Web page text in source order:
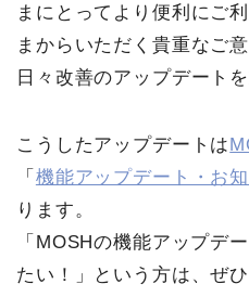
まにとってより便利にご
まからいただく貴重なご
日々改善のアップデート
こうしたアップデートは
「 機能アップデート・お
ります。
「MOSHの機能アップデ
たい！」という方は、ぜ